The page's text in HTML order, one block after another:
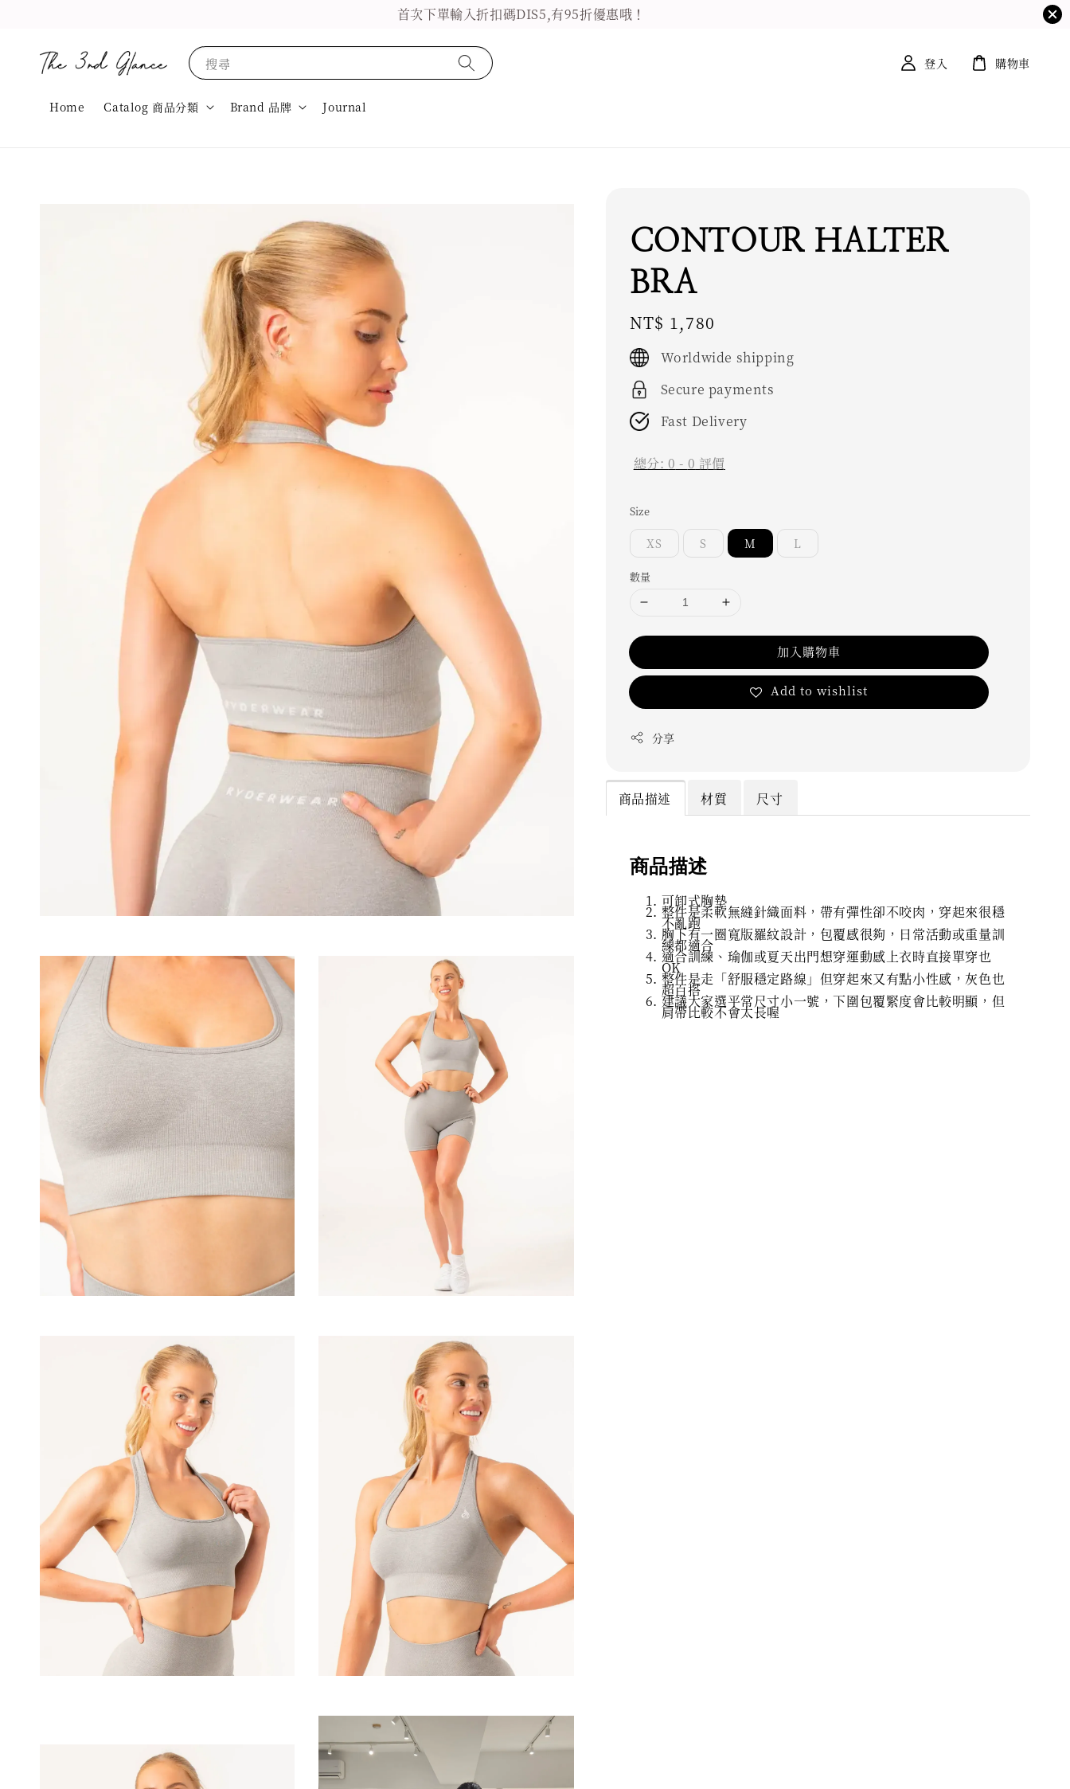
首次下單輸入折扣碼DIS5,有95折優惠哦！
搜尋
Home Catalog 商品分類 Brand 品牌 Journal
登入 購物車
CONTOUR HALTER
BRA
Regular
price
NT$ 1,780
Worldwide shipping
Secure payments
Fast Delivery
總分:0 - 0 評價
Size
XS S M L
數量
加入購物車
Add to wishlist
分享
商品描述 材質 尺寸
商品描述
可卸式胸墊
整件是柔軟無縫針織面料，帶有彈性卻不咬肉，穿起來很穩
不亂跑
胸下有一圈寬版羅紋設計，包覆感很夠，日常活動或重量訓
練都適合
適合訓練、瑜伽或夏天出門想穿運動感上衣時直接單穿也
OK
整件是走「舒服穩定路線」但穿起來又有點小性感，灰色也
超百搭
建議大家選平常尺寸小一號，下圍包覆緊度會比較明顯，但
肩帶比較不會太長喔